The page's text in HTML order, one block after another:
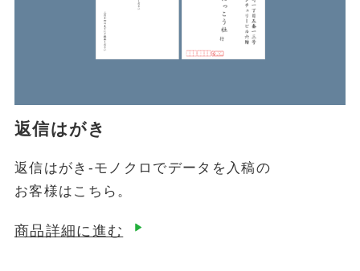
返信はがき
返信はがき-モノクロでデータを入稿の
お客様はこちら。
商品詳細に進む